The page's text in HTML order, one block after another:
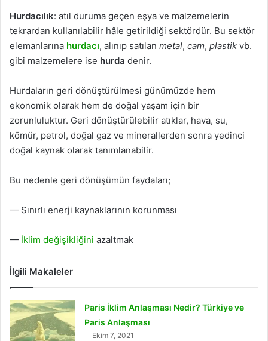
Hurdacılık: atıl duruma geçen eşya ve malzemelerin
tekrardan kullanılabilir hâle getirildiği sektördür. Bu sektör
elemanlarına hurdacı, alınıp satılan metal, cam, plastik vb.
gibi malzemelere ise hurda denir.
Hurdaların geri dönüştürülmesi günümüzde hem
ekonomik olarak hem de doğal yaşam için bir
zorunluluktur. Geri dönüştürülebilir atıklar, hava, su,
kömür, petrol, doğal gaz ve minerallerden sonra yedinci
doğal kaynak olarak tanımlanabilir.
Bu nedenle geri dönüşümün faydaları;
— Sınırlı enerji kaynaklarının korunması
— İklim değişikliğini azaltmak
İlgili Makaleler
Paris İklim Anlaşması Nedir? Türkiye ve
Paris Anlaşması
Ekim 7, 2021